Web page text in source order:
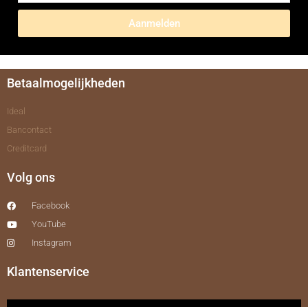
Aanmelden
Betaalmogelijkheden
Ideal
Bancontact
Creditcard
Volg ons
Facebook
YouTube
Instagram
Klantenservice